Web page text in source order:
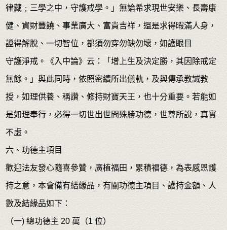
律藏﹔三學之中，守護戒學。」無論希求現世安樂、長壽康
健、資財豐饒、事業廣大、富貴吉祥，還是求得暇滿人身，
證得解脫、一切智位，都須勿穿勿缺勿壞，如護眼目
守護淨戒。《入中論》云：「增上生及決定勝，其因除戒定
無餘。」與此同時，依照密續所出儀軌，及與傳承教誡教
授，如理供養、稱讚、修持財寶天王，也十分重要。若能如
是如理奉行，必得一切世出世間殊勝功德，世尊所說，真實
不虛。
六、功德主項目
歡迎法友發心隨喜參贊，廣植福田，累積福德，為表感恩護
持之意，本會備有結緣品，有關功德主項目、護持金額、人
數及結緣品如下：
（一) 總功德主 20 萬（1 位）